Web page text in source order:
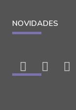
NOVIDADES